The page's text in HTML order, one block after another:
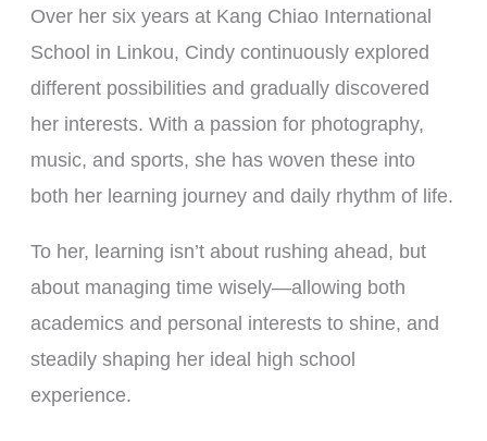
Over her six years at Kang Chiao International
School in Linkou, Cindy continuously explored
different possibilities and gradually discovered
her interests. With a passion for photography,
music, and sports, she has woven these into
both her learning journey and daily rhythm of life.
To her, learning isn’t about rushing ahead, but
about managing time wisely—allowing both
academics and personal interests to shine, and
steadily shaping her ideal high school
experience.